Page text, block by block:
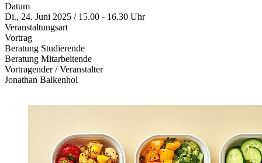
Datum
Di., 24. Juni 2025 / 15.00 - 16.30 Uhr
Veranstaltungsart
Vortrag
Beratung Studierende
Beratung Mitarbeitende
Vortragender / Veranstalter
Jonathan Balkenhol